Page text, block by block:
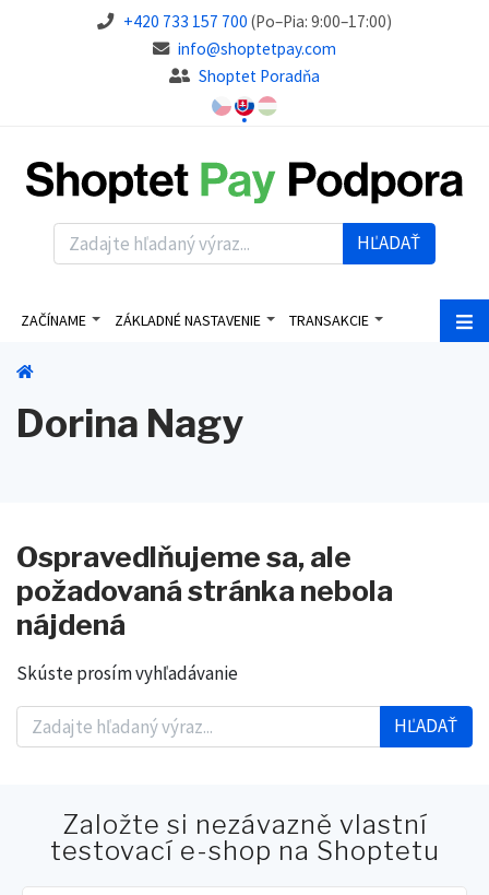
+420 733 157 700 (Po–Pia: 9:00–17:00)
info@shoptetpay.com
Shoptet Poradňa
HĽADAŤ
ZAČÍNAME ZÁKLADNÉ NASTAVENIE TRANSAKCIE
Dorina Nagy
Ospravedlňujeme sa, ale
požadovaná stránka nebola
nájdená
Skúste prosím vyhľadávanie
HĽADAŤ
Založte si nezávazně vlastní
testovací e-shop na Shoptetu